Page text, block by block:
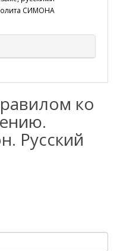
СИМОНА
ко
Русский